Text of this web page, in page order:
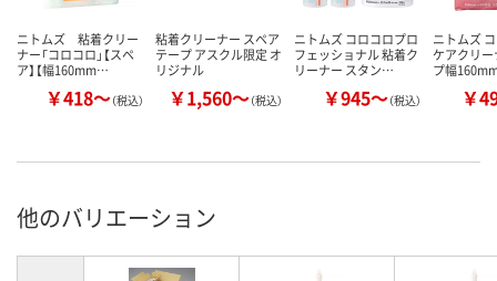
ニトムズ 粘着クリー
ナー「コロコロ」【スペ
ア】【幅160mm…
￥418～（税込）
粘着クリーナー スペア
テープ アスクル限定 オ
リジナル
￥1,560～（税込）
ニトムズ コロコロプロ
フェッショナル 粘着ク
リーナー スタン…
￥945～（税込）
ニトムズ
ケアクリー
プ幅
￥
他のバリエーション